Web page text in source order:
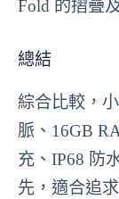
Fold 的摺疊
總結
綜合比較，
脈、16GB
充、IP68 防
先，適合追